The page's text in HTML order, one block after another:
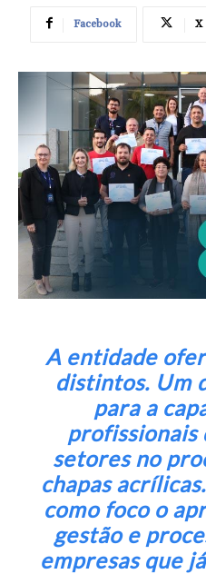
Facebook X
A entidade
distintos. Um
para a
setores no
chapas
como foco o
gestão e
empresas que